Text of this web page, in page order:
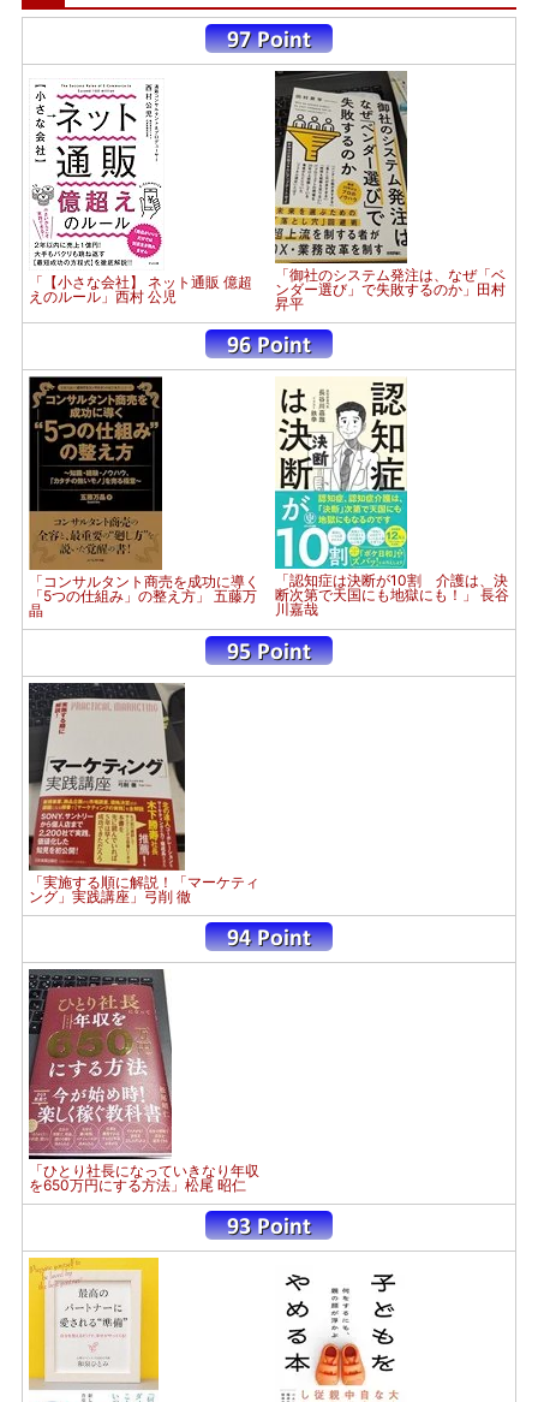
「【小さな会社】 ネット通販 億超
えのルール」西村 公児
「御社のシステム発注は、なぜ「ベ
ンダー選び」で失敗するのか」田村
昇平
「コンサルタント商売を成功に導く
「5つの仕組み」の整え方」 五藤万
晶
「認知症は決断が10割 介護は、決
断次第で天国にも地獄にも！」 長谷
川嘉哉
「実施する順に解説！「マーケティ
ング」実践講座」弓削 徹
「ひとり社長になっていきなり年収
を650万円にする方法」松尾 昭仁